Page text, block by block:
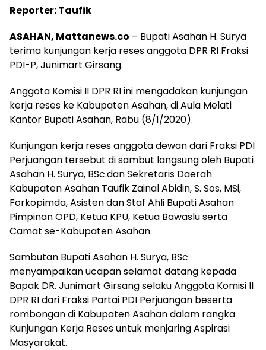
Reporter: Taufik
ASAHAN, Mattanews.co – Bupati Asahan H. Surya
terima kunjungan kerja reses anggota DPR RI Fraksi
PDI-P, Junimart Girsang.
Anggota Komisi II DPR RI ini mengadakan kunjungan
kerja reses ke Kabupaten Asahan, di Aula Melati
Kantor Bupati Asahan, Rabu (8/1/2020).
Kunjungan kerja reses anggota dewan dari Fraksi PDI
Perjuangan tersebut di sambut langsung oleh Bupati
Asahan H. Surya, BSc.dan Sekretaris Daerah
Kabupaten Asahan Taufik Zainal Abidin, S. Sos, MSi,
Forkopimda, Asisten dan Staf Ahli Bupati Asahan
Pimpinan OPD, Ketua KPU, Ketua Bawaslu serta
Camat se-Kabupaten Asahan.
Sambutan Bupati Asahan H. Surya, BSc
menyampaikan ucapan selamat datang kepada
Bapak DR. Junimart Girsang selaku Anggota Komisi II
DPR RI dari Fraksi Partai PDI Perjuangan beserta
rombongan di Kabupaten Asahan dalam rangka
Kunjungan Kerja Reses untuk menjaring Aspirasi
Masyarakat.